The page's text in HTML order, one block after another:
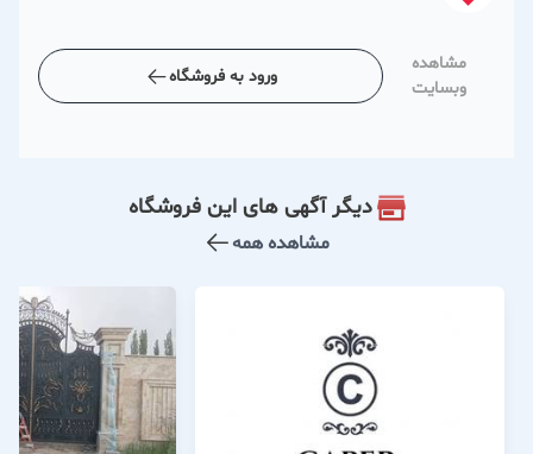
مشاهده
وبسایت
ورود به فروشگاه
دیگر آگهی های این فروشگاه
مشاهده همه